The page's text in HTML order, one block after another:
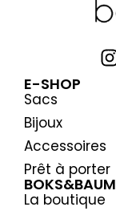
E-SHOP
Sacs
Bijoux
Accessoires
Prêt à porter
BOKS&BAUM
La boutique